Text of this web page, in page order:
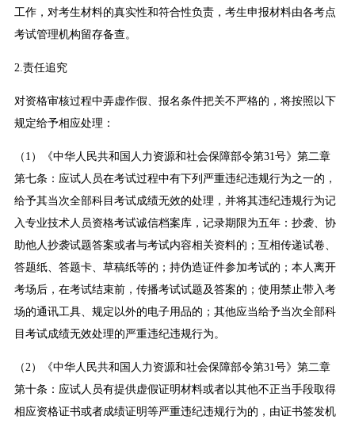
工作，对考生材料的真实性和符合性负责，考生申报材料由各考点
考试管理机构留存备查。
2.责任追究
对资格审核过程中弄虚作假、报名条件把关不严格的，将按照以下
规定给予相应处理：
（1）《中华人民共和国人力资源和社会保障部令第31号》第二章
第七条：应试人员在考试过程中有下列严重违纪违规行为之一的，
给予其当次全部科目考试成绩无效的处理，并将其违纪违规行为记
入专业技术人员资格考试诚信档案库，记录期限为五年：抄袭、协
助他人抄袭试题答案或者与考试内容相关资料的；互相传递试卷、
答题纸、答题卡、草稿纸等的；持伪造证件参加考试的；本人离开
考场后，在考试结束前，传播考试试题及答案的；使用禁止带入考
场的通讯工具、规定以外的电子用品的；其他应当给予当次全部科
目考试成绩无效处理的严重违纪违规行为。
（2）《中华人民共和国人力资源和社会保障部令第31号》第二章
第十条：应试人员有提供虚假证明材料或者以其他不正当手段取得
相应资格证书或者成绩证明等严重违纪违规行为的，由证书签发机